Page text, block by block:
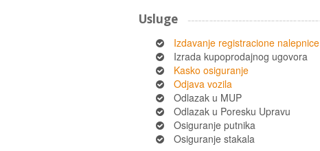
Usluge
Izdavanje registracione nalepnice
Izrada kupoprodajnog ugovora
Kasko osiguranje
Odjava vozila
Odlazak u MUP
Odlazak u Poresku Upravu
Osiguranje putnika
Osiguranje stakala